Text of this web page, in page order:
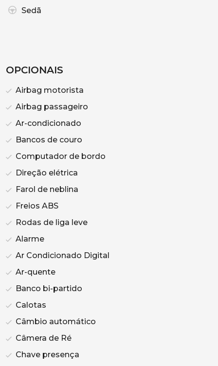
Sedã
OPCIONAIS
Airbag motorista
Airbag passageiro
Ar-condicionado
Bancos de couro
Computador de bordo
Direção elétrica
Farol de neblina
Freios ABS
Rodas de liga leve
Alarme
Ar Condicionado Digital
Ar-quente
Banco bi-partido
Calotas
Câmbio automático
Câmera de Ré
Chave presença